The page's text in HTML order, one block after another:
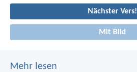
Nächster Vers!
Mit Bild
Mehr lesen